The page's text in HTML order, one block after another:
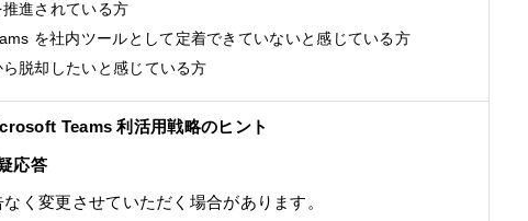
進されている方
を社内ツールとして定着できていないと感じている方
脱却したいと感じている方
Teams 利活用戦略のヒント
応答
く変更させていただく場合があります。